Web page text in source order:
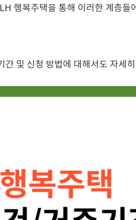
행복주택을 통해 이러한 계층들
및 신청 방법에 대해서도 자세